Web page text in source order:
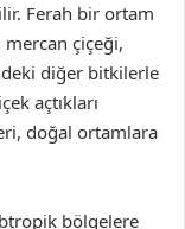
Ferah bir ortam
çiçeği,
diğer bitkilerle
açtıkları
doğal ortamlara
bölgelere